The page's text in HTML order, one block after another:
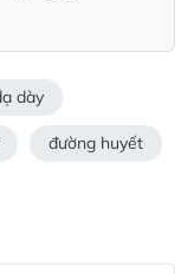
dày
đường huyết